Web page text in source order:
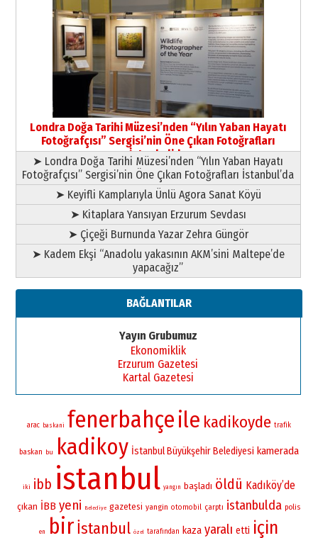
Londra Doğa Tarihi Müzesi’nden “Yılın Yaban Hayatı
Fotoğrafçısı” Sergisi’nin Öne Çıkan Fotoğrafları
İstanbul’da
➤ Londra Doğa Tarihi Müzesi’nden “Yılın Yaban Hayatı
Fotoğrafçısı” Sergisi’nin Öne Çıkan Fotoğrafları İstanbul’da
➤ Keyifli Kamplarıyla Ünlü Agora Sanat Köyü
➤ Kitaplara Yansıyan Erzurum Sevdası
➤ Çiçeği Burnunda Yazar Zehra Güngör
➤ Kadem Ekşi “Anadolu yakasının AKM’sini Maltepe’de
yapacağız”
BAĞLANTILAR
Yayın Grubumuz
Ekonomiklik
Erzurum Gazetesi
Kartal Gazetesi
arac baskani fenerbahçeile kadikoyde trafik
baskan bu kadikoy İstanbul Büyükşehir Belediyesi kamerada
iki ibb istanbul yangın başladı öldü Kadıköy’de
çıkan İBB yeni Belediye gazetesi yangin otomobil çarptı istanbulda polis
en birİstanbul özel tarafından kaza yaralı etti için